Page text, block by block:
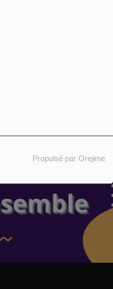
Propulsé par Orejime